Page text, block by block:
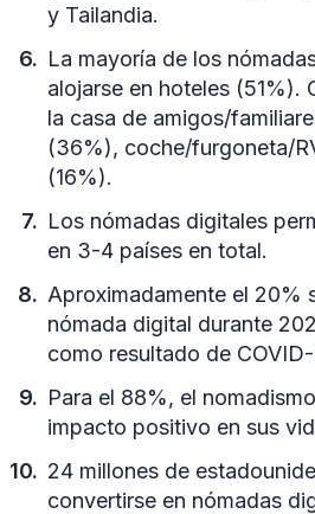
y Tailandia.
La mayoría de los
alojarse en hoteles (51%).
la casa de amigos/
(36%), coche/furgoneta/
(16%).
Los nómadas digitales
en 3-4 países en total.
Aproximadamente el 20%
nómada digital durante
como resultado de COVID-
Para el 88%, el
impacto positivo en sus
24 millones de
convertirse en nómadas